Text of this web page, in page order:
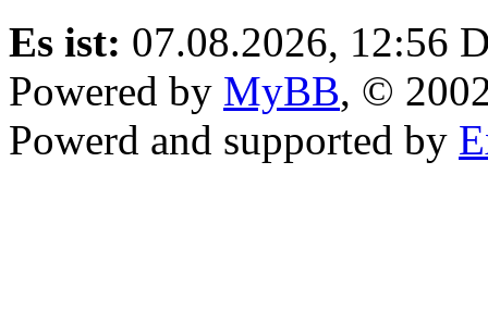
Es ist: 07.08.2026, 12:56
Powered by MyBB, ©
Powerd and supported by